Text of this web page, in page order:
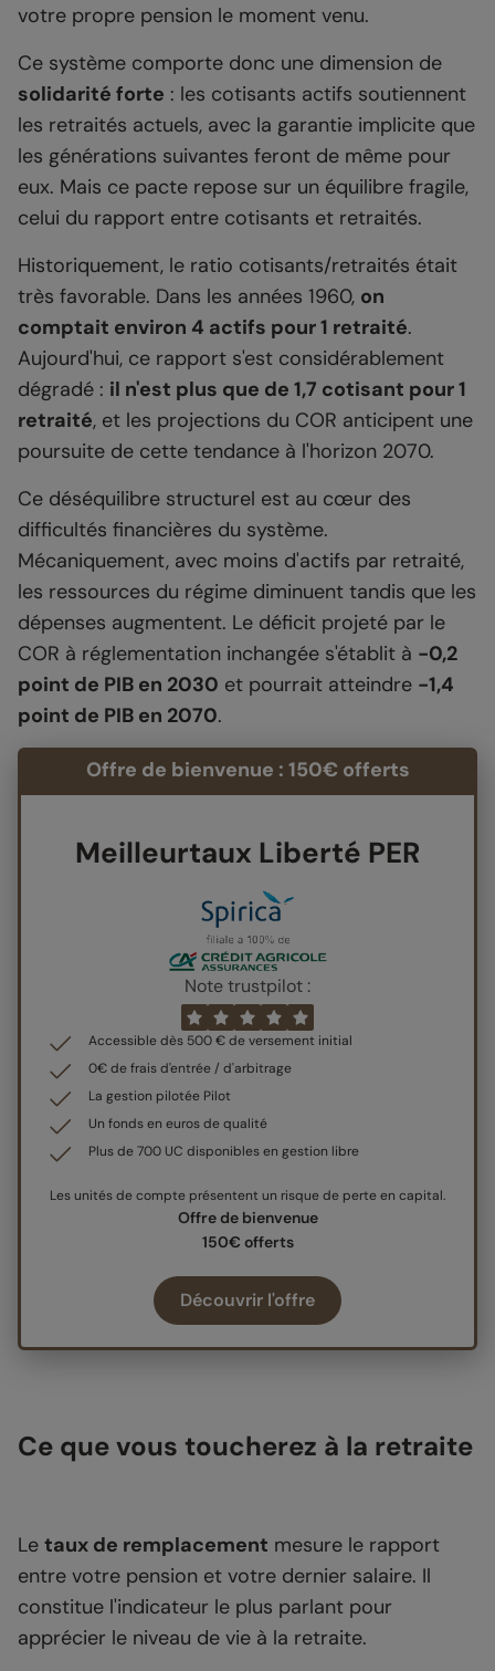
votre propre pension le moment venu.
Ce système comporte donc une dimension de
solidarité forte : les cotisants actifs soutiennent
les retraités actuels, avec la garantie implicite que
les générations suivantes feront de même pour
eux. Mais ce pacte repose sur un équilibre fragile,
celui du rapport entre cotisants et retraités.
Historiquement, le ratio cotisants/retraités était
très favorable. Dans les années 1960, on
comptait environ 4 actifs pour 1 retraité.
Aujourd'hui, ce rapport s'est considérablement
dégradé : il n'est plus que de 1,7 cotisant pour 1
retraité, et les projections du COR anticipent une
poursuite de cette tendance à l'horizon 2070.
Ce déséquilibre structurel est au cœur des
difficultés financières du système.
Mécaniquement, avec moins d'actifs par retraité,
les ressources du régime diminuent tandis que les
dépenses augmentent. Le déficit projeté par le
COR à réglementation inchangée s'établit à -0,2
point de PIB en 2030 et pourrait atteindre -1,4
point de PIB en 2070.
Offre de bienvenue : 150€ offerts
Meilleurtaux Liberté PER
Note trustpilot :
Accessible dès 500 € de versement initial
0€ de frais d'entrée / d'arbitrage
La gestion pilotée Pilot
Un fonds en euros de qualité
Plus de 700 UC disponibles en gestion libre
Les unités de compte présentent un risque de perte en capital.
Offre de bienvenue
150€ offerts
Découvrir l'offre
Ce que vous toucherez à la retraite
Le taux de remplacement mesure le rapport
entre votre pension et votre dernier salaire. Il
constitue l'indicateur le plus parlant pour
apprécier le niveau de vie à la retraite.